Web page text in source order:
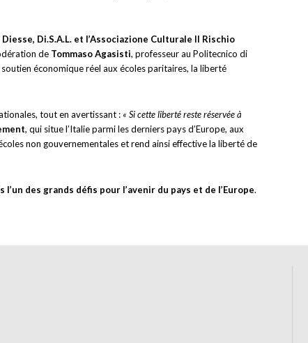
Di.S.A.L. et l’Associazione Culturale Il Rischio
de Tommaso Agasisti, professeur au Politecnico di
économique réel aux écoles paritaires, la liberté
tout en avertissant : « Si cette liberté reste réservée à
, qui situe l’Italie parmi les derniers pays d’Europe, aux
non gouvernementales et rend ainsi effective la liberté de
des grands défis pour l’avenir du pays et de l’Europe.